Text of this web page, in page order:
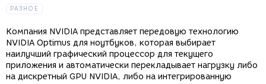
РАЗНОЕ
Компания NVIDIA представляет передовую технологию
NVIDIA Optimus для ноутбуков, которая выбирает
наилучший графический процессор для текущего
приложения и автоматически перекладывает нагрузку либо
на дискретный GPU NVIDIA, либо на интегрированную